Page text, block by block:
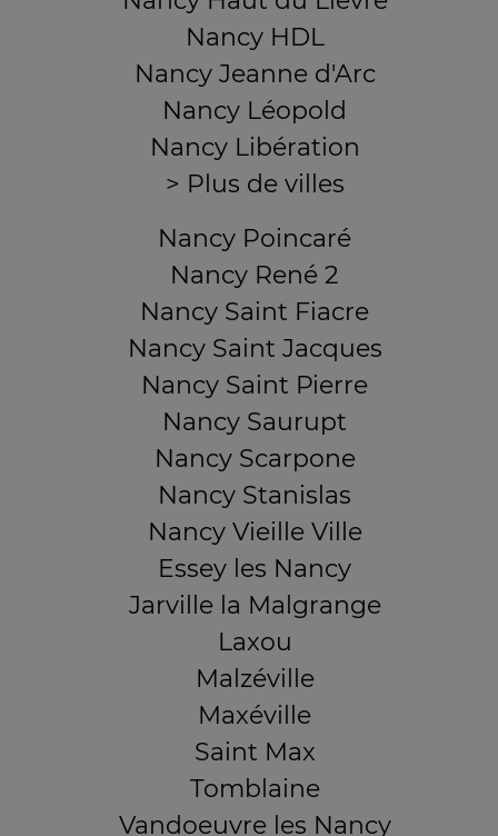
Nancy HDL
Nancy Jeanne d'Arc
Nancy Léopold
Nancy Libération
> Plus de villes
Nancy Poincaré
Nancy René 2
Nancy Saint Fiacre
Nancy Saint Jacques
Nancy Saint Pierre
Nancy Saurupt
Nancy Scarpone
Nancy Stanislas
Nancy Vieille Ville
Essey les Nancy
Jarville la Malgrange
Laxou
Malzéville
Maxéville
Saint Max
Tomblaine
Vandoeuvre les Nancy